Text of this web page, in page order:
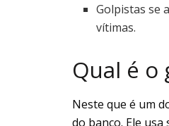
Golpistas se
vítimas.
Qual é o
Neste que é um
do banco. Ele